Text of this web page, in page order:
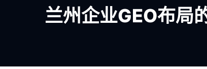
兰州企业GEO布局